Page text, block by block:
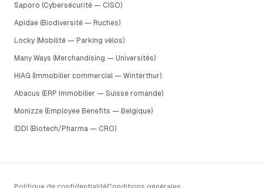
Saporo (Cybersécurité — CISO)
Apidae (Biodiversité — Ruches)
Locky (Mobilité — Parking vélos)
Many Ways (Merchandising — Universités)
HIAG (Immobilier commercial — Winterthur)
Abacus (ERP Immobilier — Suisse romande)
Monizze (Employee Benefits — Belgique)
IDDI (Biotech/Pharma — CRO)